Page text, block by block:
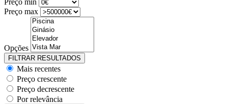
Preço max
Opções
Mais recentes
Preço crescente
Preço decrescente
Por relevância